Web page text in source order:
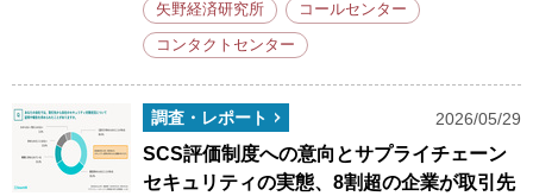
矢野経済研究所 コールセンター
コンタクトセンター
調査・レポート 2026/05/29
SCS評価制度への意向とサプライチェーン
セキュリティの実態、8割超の企業が取引先